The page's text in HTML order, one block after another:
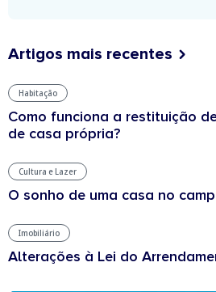
Artigos mais recentes
Habitação
Como funciona a restituição
de casa própria?
Cultura e Lazer
O sonho de uma casa no
Imobiliário
Alterações à Lei do